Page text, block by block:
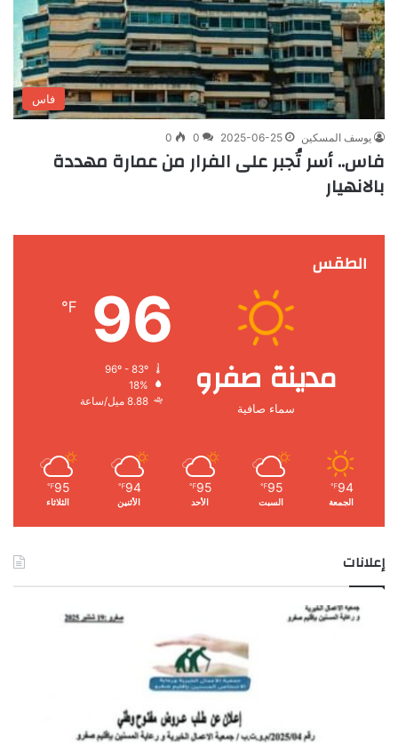
فاس
يوسف المسكين 2025-06-25
0
0
فاس.. أسر تُجبر على الفرار من عمارة مهددة
بالانهيار
الطقس
مدينة صفرو
سماء صافية
96
℉
18%
8.88 ميل/ساعة
94
℉
الجمعة
95
℉
السبت
95
℉
الأحد
94
℉
الأثنين
95
℉
الثلاثاء
إعلانات